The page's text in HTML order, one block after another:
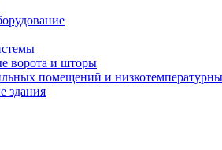
ворота и шторы
помещений и
здания